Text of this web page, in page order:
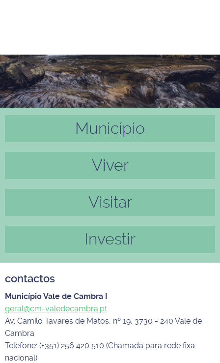
Município
Viver
Visitar
Investir
contactos
Município Vale de Cambra I
geral@cm-valedecambra.pt
Av. Camilo Tavares de Matos, nº 19, 3730 - 240 Vale de
Cambra
Telefone: (+351) 256 420 510 (Chamada para rede fixa
nacional)